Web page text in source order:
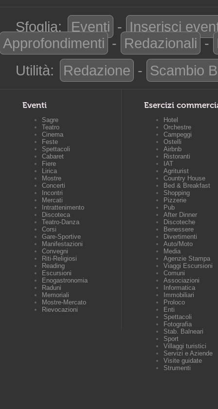
Sfoglia: Eventi - Inserisci
Approfondimenti - Redazionali -
Utilità:
Redazione - Scambio
Eventi
Sagre
Teatro
Cinema
Feste
Spettacoli
Cabaret
Fiere
Lirica
Mostre
Concerti
Incontri
Mercati
Intrattenimento
Discoteca
Teatro-Danza
Corsi
Gare-Sportive
Manifestazioni
Convegni
Riti-Religiosi
Reading
Escursioni
Enogastronomia
Raduni
Memoriali
Mostre-Mercato
Rievocazioni
Esercizi
Hotel
Orchestre
Campeggi
Ostelli
Airbnb
Ristoranti
IAT
Agriturist
Country House
Bed & Breakfast
Shopping
Pizzerie
Pub
After Dinner
Discoteche
Benessere
Divertimenti
Auto/Moto
Media
Agenzie Stampa
Viaggi Escursioni
Comuni
Associazioni
Informatica
Immobiliari
Proloco
Enti
Spettacoli
Fotografia
Stab. Balneari
Sport
Villaggi turistici
Servizi e Aziende
Visite guidate
Strumenti